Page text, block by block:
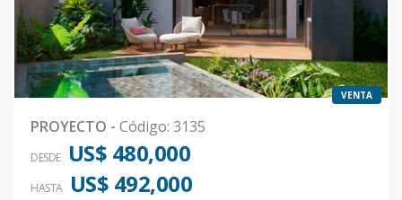
VENTA
PROYECTO - Código: 3135
DESDE US$ 480,000
HASTA US$ 492,000